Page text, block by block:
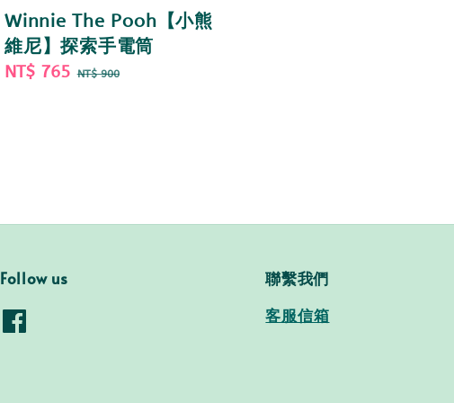
Winnie The Pooh【小熊
維尼】探索手電筒
Sale
NT$ 765 Regular
NT$ 900
Follow us 聯繫我們
客服信箱